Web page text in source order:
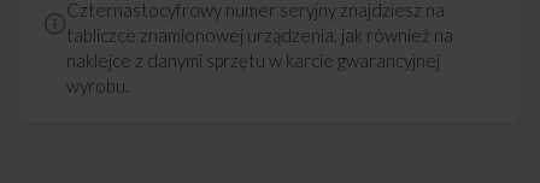
Czternastocyfrowy numer seryjny znajdziesz na
tabliczce znamionowej urządzenia, jak również na
naklejce z danymi sprzętu w karcie gwarancyjnej
wyrobu.